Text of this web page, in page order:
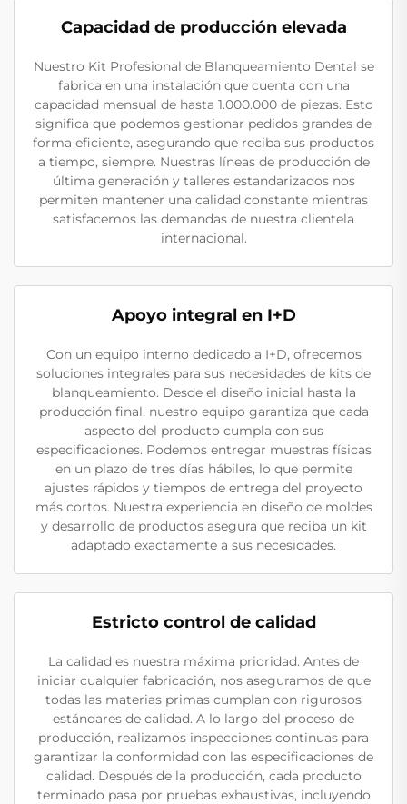
Capacidad de producción elevada
Nuestro Kit Profesional de Blanqueamiento Dental se
fabrica en una instalación que cuenta con una
capacidad mensual de hasta 1.000.000 de piezas. Esto
significa que podemos gestionar pedidos grandes de
forma eficiente, asegurando que reciba sus productos
a tiempo, siempre. Nuestras líneas de producción de
última generación y talleres estandarizados nos
permiten mantener una calidad constante mientras
satisfacemos las demandas de nuestra clientela
internacional.
Apoyo integral en I+D
Con un equipo interno dedicado a I+D, ofrecemos
soluciones integrales para sus necesidades de kits de
blanqueamiento. Desde el diseño inicial hasta la
producción final, nuestro equipo garantiza que cada
aspecto del producto cumpla con sus
especificaciones. Podemos entregar muestras físicas
en un plazo de tres días hábiles, lo que permite
ajustes rápidos y tiempos de entrega del proyecto
más cortos. Nuestra experiencia en diseño de moldes
y desarrollo de productos asegura que reciba un kit
adaptado exactamente a sus necesidades.
Estricto control de calidad
La calidad es nuestra máxima prioridad. Antes de
iniciar cualquier fabricación, nos aseguramos de que
todas las materias primas cumplan con rigurosos
estándares de calidad. A lo largo del proceso de
producción, realizamos inspecciones continuas para
garantizar la conformidad con las especificaciones de
calidad. Después de la producción, cada producto
terminado pasa por pruebas exhaustivas, incluyendo